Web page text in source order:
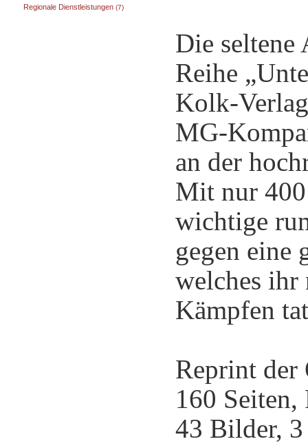
Regionale Dienstleistungen (7)
Die seltene
Reihe
Kolk-
MG-
an der
Mit nur
wichtige
gegen eine
welches ihr
Kämpfen
Reprint der
160
43 Bilder,